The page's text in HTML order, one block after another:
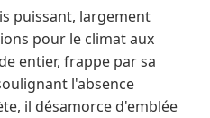
puissant, largement
pour le climat aux
entier, frappe par sa
l'absence
il désamorce d'emblée